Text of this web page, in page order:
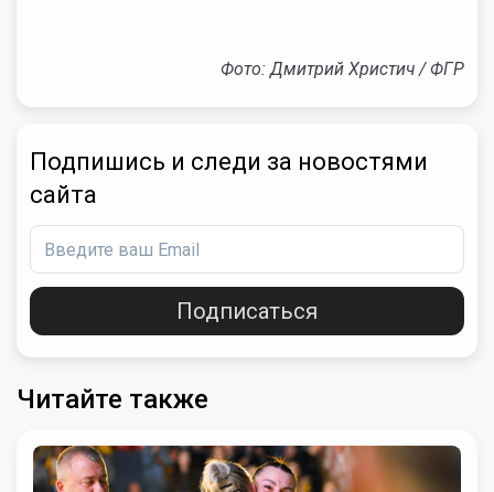
Фото: Дмитрий Христич / ФГР
Подпишись и следи за новостями
сайта
Подписаться
Читайте также